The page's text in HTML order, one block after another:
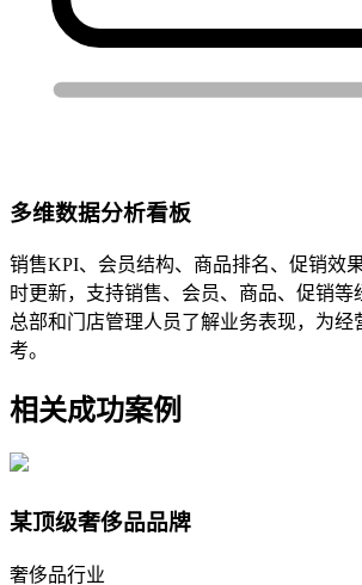
多维数据分析看板
销售KPI、会员结构、商品排名、促销效
时更新，支持销售、会员、商品、促销等
总部和门店管理人员了解业务表现，为经
考。
相关成功案例
某顶级奢侈品品牌
奢侈品行业